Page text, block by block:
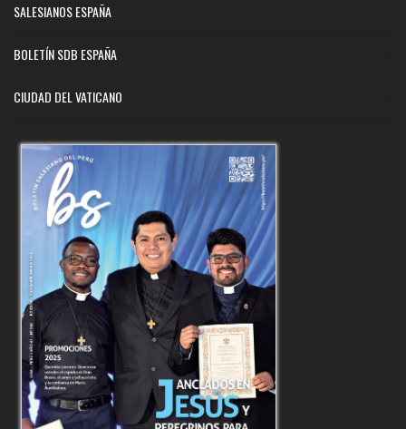
SALESIANOS ESPAÑA
BOLETÍN SDB ESPAÑA
CIUDAD DEL VATICANO